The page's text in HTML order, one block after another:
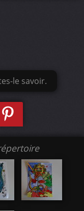
le savoir.